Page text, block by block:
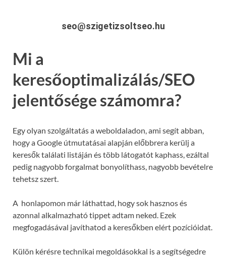
seo@szigetizsoltseo.hu
Mi a
keresőoptimalizálás/SEO
jelentősége számomra?
Egy olyan szolgáltatás a weboldaladon, ami segít abban,
hogy a Google útmutatásai alapján előbbrera kerülj a
keresők találati listáján és több látogatót kaphass, ezáltal
pedig nagyobb forgalmat bonyolíthass, nagyobb bevételre
tehetsz szert.
A honlapomon már láthattad, hogy sok hasznos és
azonnal alkalmazható tippet adtam neked. Ezek
megfogadásával javíthatod a keresőkben elért pozícióidat.
Külön kérésre technikai megoldásokkal is a segítségedre